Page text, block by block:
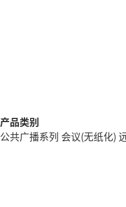
产品类别
公共广播系列 会议(无纸化)